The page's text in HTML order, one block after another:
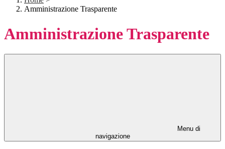
Amministrazione Trasparente
Amministrazione Trasparente
Menu di
navigazione